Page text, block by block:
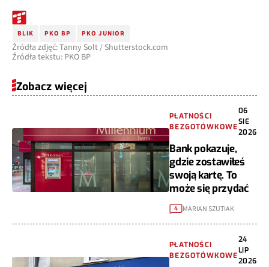
BLIK PKO BP PKO JUNIOR
Źródła zdjęć: Tanny Solt / Shutterstock.com
Źródła tekstu: PKO BP
Zobacz więcej
PŁATNOŚCI
BEZGOTÓWKOWE
06
SIE
2026
Bank pokazuje,
gdzie zostawiłeś
swoją kartę. To
może się przydać
4 MARIAN SZUTIAK
PŁATNOŚCI
BEZGOTÓWKOWE
24
LIP
2026